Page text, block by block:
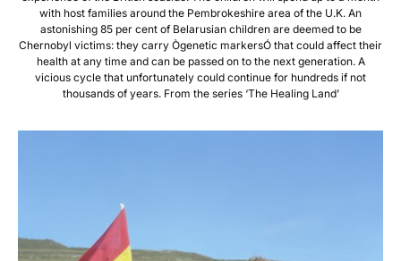
with host families around the Pembrokeshire area of the U.K. An
astonishing 85 per cent of Belarusian children are deemed to be
Chernobyl victims: they carry Ògenetic markersÓ that could affect their
health at any time and can be passed on to the next generation. A
vicious cycle that unfortunately could continue for hundreds if not
thousands of years. From the series ‘The Healing Land’